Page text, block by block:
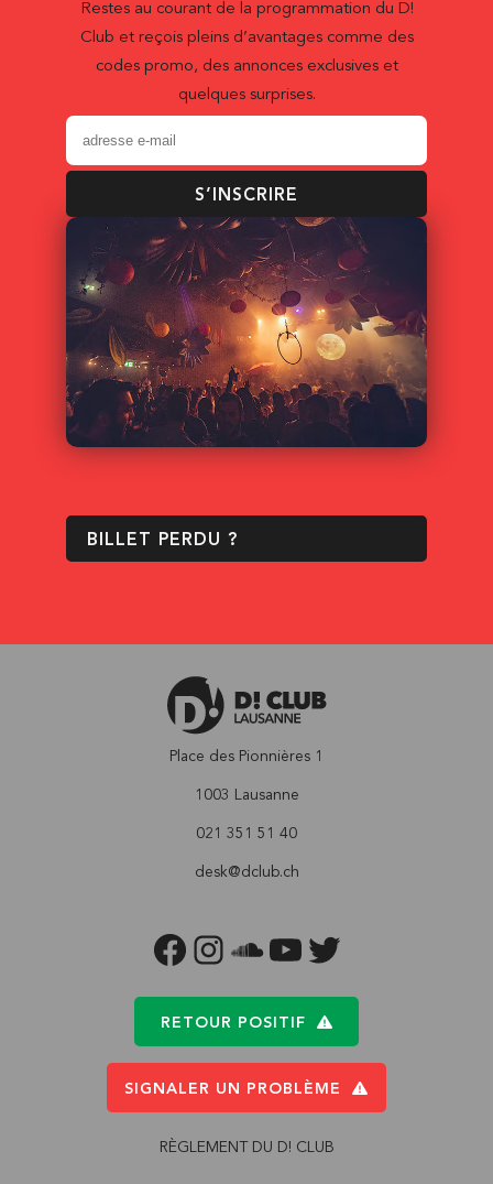
Restes au courant de la programmation du D!
Club et reçois pleins d’avantages comme des
codes promo, des annonces exclusives et
quelques surprises.
S’INSCRIRE
BILLET PERDU ?
Place des Pionnières 1
1003 Lausanne
021 351 51 40
desk@dclub.ch
FACEBOOKINSTAGRAM
SOUNDCLOUD
YOUTUBETWITTER
RETOUR POSITIF
SIGNALER UN PROBLÈME
RÈGLEMENT DU D! CLUB